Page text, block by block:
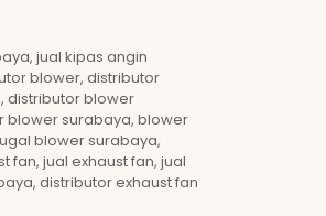
jual kipas angin
blower, distributor
distributor blower
blower surabaya, blower
blower surabaya,
fan, jual exhaust fan, jual
distributor exhaust fan